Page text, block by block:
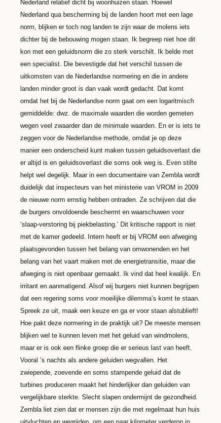
Nederland relatief dicht bij woonhuizen staan. Hoewel
Nederland qua bescherming bij de landen hoort met een lage
norm, blijken er toch nog landen te zijn waar de molens iets
dichter bij de bebouwing mogen staan. Ik begreep niet hoe dit
kon met een geluidsnorm die zo sterk verschilt. Ik belde met
een specialist. Die bevestigde dat het verschil tussen de
uitkomsten van de Nederlandse normering en die in andere
landen minder groot is dan vaak wordt gedacht. Dat komt
omdat het bij de Nederlandse norm gaat om een logaritmisch
gemiddelde: dwz. de maximale waarden die worden gemeten
wegen veel zwaarder dan de minimale waarden. En er is iets te
zeggen voor de Nederlandse methode, omdat je op deze
manier een onderscheid kunt maken tussen geluidsoverlast die
er altijd is en geluidsoverlast die soms ook weg is. Even stilte
helpt wel degelijk. Maar in een documentaire van Zembla wordt
duidelijk dat inspecteurs van het ministerie van VROM in 2009
de nieuwe norm ernstig hebben ontraden. Ze schrijven dat die
de burgers onvoldoende beschermt en waarschuwen voor
‘slaap-verstoring bij piekbelasting.’ Dit kritische rapport is niet
met de kamer gedeeld. Intern heeft er bij VROM een afweging
plaatsgevonden tussen het belang van omwonenden en het
belang van het vaart maken met de energietransitie, maar die
afweging is niet openbaar gemaakt. Ik vind dat heel kwalijk. En
irritant en aanmatigend. Alsof wij burgers niet kunnen begrijpen
dat een regering soms voor moeilijke dilemma’s komt te staan.
Spreek ze uit, maak een keuze en ga er voor staan alstublieft!
Hoe pakt deze normering in de praktijk uit? De meeste mensen
blijken wel te kunnen leven met het geluid van windmolens,
maar er is ook een flinke groep die er serieus last van heeft.
Vooral ’s nachts als andere geluiden wegvallen. Het
zwiepende, zoevende en soms stampende geluid dat de
turbines produceren maakt het hinderlijker dan geluiden van
vergelijkbare sterkte. Slecht slapen ondermijnt de gezondheid.
Zembla liet zien dat er mensen zijn die met regelmaat hun huis